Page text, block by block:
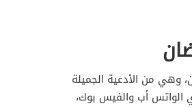
وهي من الأدعية الجميلة
الواتس أب والفيس بوك،